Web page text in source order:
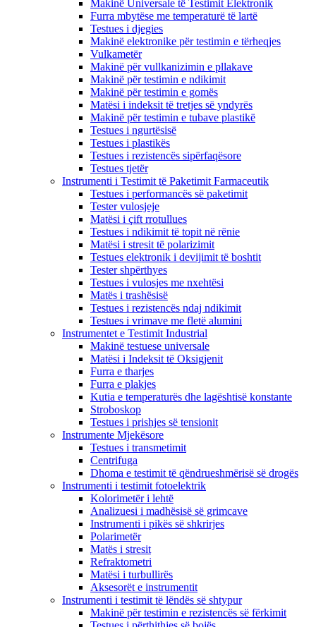
Makinë Universale të Testimit Elektronik
Furra mbytëse me temperaturë të lartë
Testues i djegies
Makinë elektronike për testimin e tërheqjes
Vulkametër
Makinë për vullkanizimin e pllakave
Makinë për testimin e ndikimit
Makinë për testimin e gomës
Matësi i indeksit të tretjes së yndyrës
Makinë për testimin e tubave plastikë
Testues i ngurtësisë
Testues i plastikës
Testues i rezistencës sipërfaqësore
Testues tjetër
Instrumenti i Testimit të Paketimit Farmaceutik
Testues i performancës së paketimit
Tester vulosjeje
Matësi i çift rrotullues
Testues i ndikimit të topit në rënie
Matësi i stresit të polarizimit
Testues elektronik i devijimit të boshtit
Tester shpërthyes
Testues i vulosjes me nxehtësi
Matës i trashësisë
Testues i rezistencës ndaj ndikimit
Testues i vrimave me fletë alumini
Instrumentet e Testimit Industrial
Makinë testuese universale
Matësi i Indeksit të Oksigjenit
Furra e tharjes
Furra e plakjes
Kutia e temperaturës dhe lagështisë konstante
Stroboskop
Testues i prishjes së tensionit
Instrumente Mjekësore
Testues i transmetimit
Centrifuga
Dhoma e testimit të qëndrueshmërisë së drogës
Instrumenti i testimit fotoelektrik
Kolorimetër i lehtë
Analizuesi i madhësisë së grimcave
Instrumenti i pikës së shkrirjes
Polarimetër
Matës i stresit
Refraktometri
Matësi i turbullirës
Aksesorët e instrumentit
Instrumenti i testimit të lëndës së shtypur
Makinë për testimin e rezistencës së fërkimit